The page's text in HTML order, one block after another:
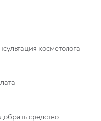
косметолога
средство